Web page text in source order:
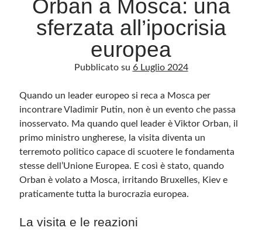
Categorie
Categorie
Questo blog non rappresenta una testata giornalistica, in quanto viene aggiornato
senza alcuna periodicità. Non può pertanto considerarsi un prodotto editoriale ai
sensi della legge n· 62 del 7.03.2001. L’autore non è responsabile di quanto
pubblicato dai lettori nei commenti ai vari post. Saranno comunque cancellati quelli
ritenuti offensivi o lesivi dell’immagine o dell’onorabilità di terzi, di genere spam,
considerate di pubblico dominio. Qualora la loro pubblicazione violasse eventuali
Orban a Mosca: una
sferzata all’ipocrisia
europea
Pubblicato su 6 Luglio 2024
Quando un leader europeo si reca a Mosca per
incontrare Vladimir Putin, non è un evento che passa
inosservato. Ma quando quel leader è Viktor Orban, il
primo ministro ungherese, la visita diventa un
terremoto politico capace di scuotere le fondamenta
stesse dell’Unione Europea. E così è stato, quando
Orban è volato a Mosca, irritando Bruxelles, Kiev e
praticamente tutta la burocrazia europea.
La visita e le reazioni